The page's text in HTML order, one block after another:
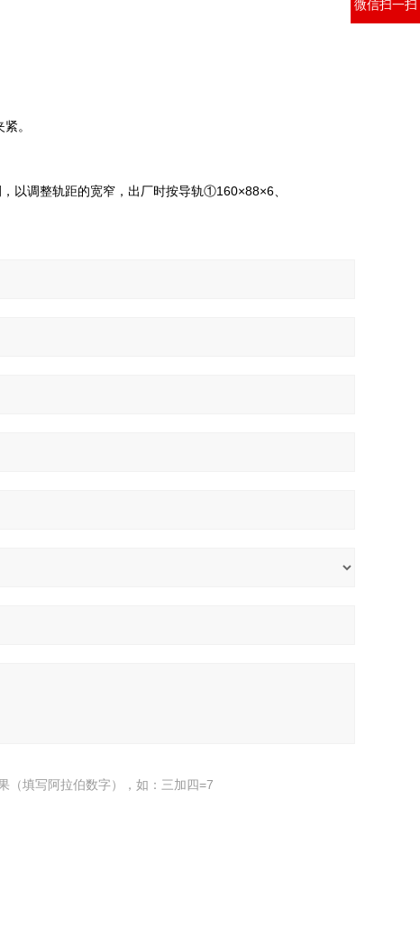
。
以调整轨距的宽窄，出厂时按导轨①160×88×6、
（填写阿拉伯数字），如：三加四=7
微信扫一扫